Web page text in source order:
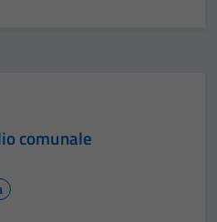
comunale